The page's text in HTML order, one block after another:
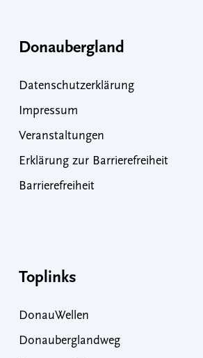
Donaubergland
Datenschutzerklärung
Impressum
Veranstaltungen
Erklärung zur Barrierefreiheit
Barrierefreiheit
Toplinks
DonauWellen
Donauberglandweg